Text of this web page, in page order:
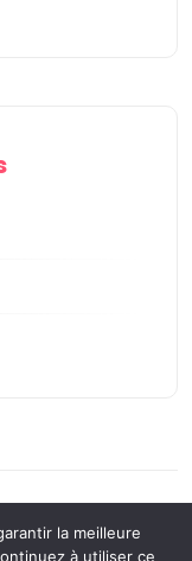
la meilleure
à utiliser ce